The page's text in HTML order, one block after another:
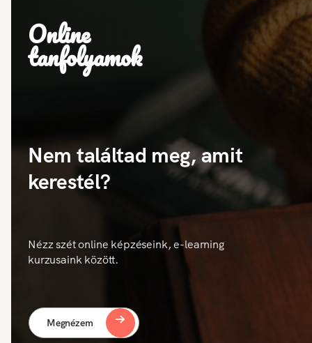
Online
tanfolyamok
Nem találtad meg, amit
kerestél?
Nézz szét online képzéseink, e-learning
kurzusaink között.
Megnézem